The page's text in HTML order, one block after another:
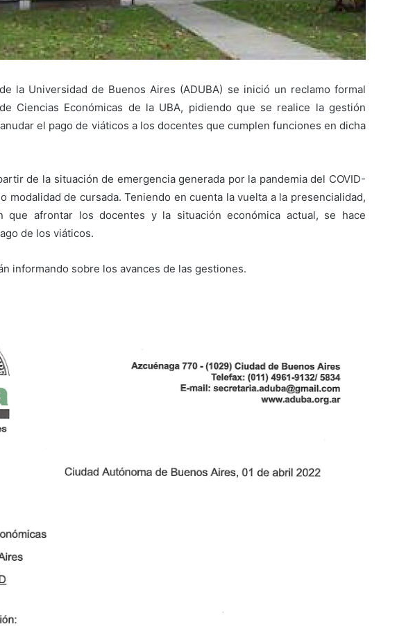
la Universidad de Buenos Aires (ADUBA) se inició un reclamo formal
Ciencias Económicas de la UBA, pidiendo que se realice la gestión
el pago de viáticos a los docentes que cumplen funciones en dicha
de la situación de emergencia generada por la pandemia del COVID-
modalidad de cursada. Teniendo en cuenta la vuelta a la presencialidad,
afrontar los docentes y la situación económica actual, se hace
de los viáticos.
informando sobre los avances de las gestiones.